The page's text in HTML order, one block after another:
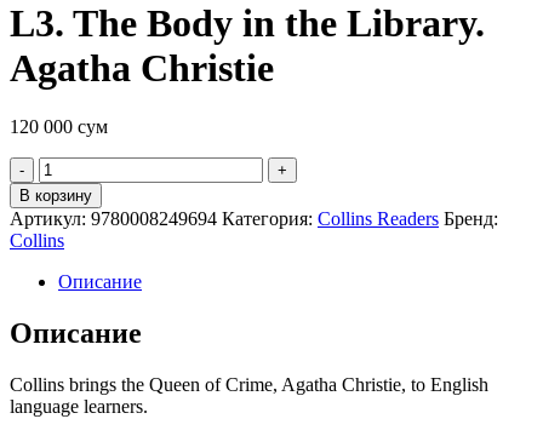
L3. The Body in the Library.
Agatha Christie
120 000 сум
Quantity
В корзину
Артикул: 9780008249694 Категория: Collins Readers Бренд:
Collins
Описание
Описание
Collins brings the Queen of Crime, Agatha Christie, to English
language learners.